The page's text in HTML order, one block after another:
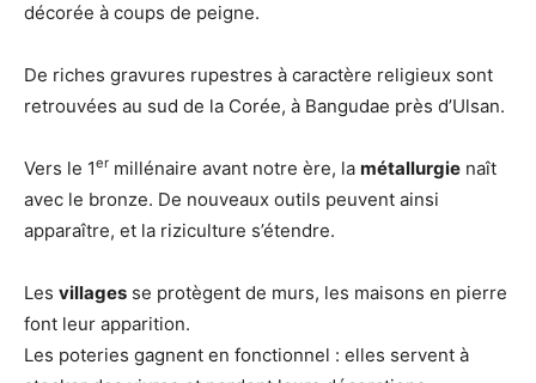
décorée à coups de peigne.
De riches gravures rupestres à caractère religieux sont
retrouvées au sud de la Corée, à Bangudae près d’Ulsan.
Vers le 1er millénaire avant notre ère, la métallurgie naît
avec le bronze. De nouveaux outils peuvent ainsi
apparaître, et la riziculture s’étendre.
Les villages se protègent de murs, les maisons en pierre
font leur apparition.
Les poteries gagnent en fonctionnel : elles servent à